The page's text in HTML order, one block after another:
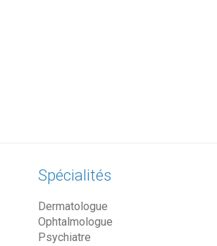
Spécialités
Dermatologue
Ophtalmologue
Psychiatre